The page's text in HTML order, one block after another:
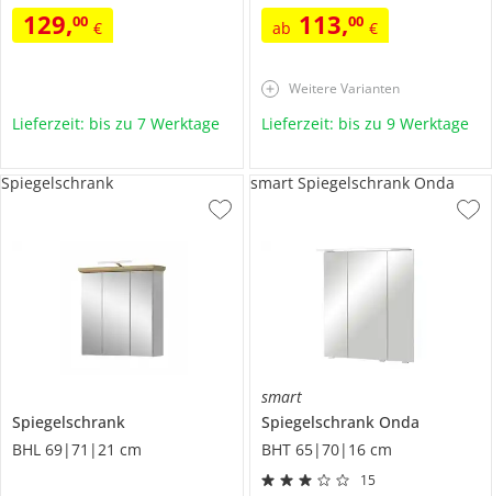
129,00 €
Lieferzeit: bis zu 7 Werktage
ab 113,00 €
Weitere Varianten
Lieferzeit: bis zu 9 Werktage
Spiegelschrank
BHL 69|71|21 cm
Spiegelschrank
smart
Spiegelschrank Onda
BHT 65|70|16 cm
15
smart Spiegelschrank Onda